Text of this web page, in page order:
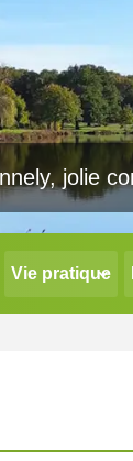
Vie pratique